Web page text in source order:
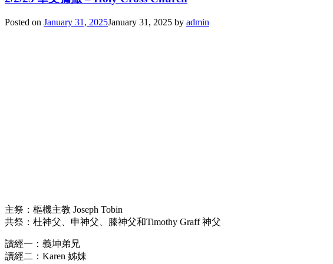
Posted on January 31, 2025January 31, 2025 by admin
主祭：樞機主教 Joseph Tobin
共祭：杜神父、申神父、滕神父和Timothy Graff 神父
讀經一：義坤弟兄
讀經二：Karen 姊妹